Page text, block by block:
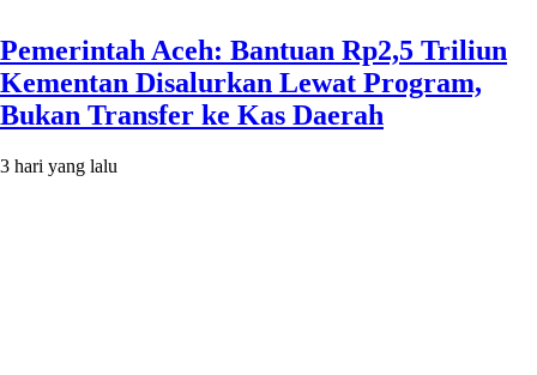
Pemerintah Aceh: Bantuan Rp2,5 Triliun
Kementan Disalurkan Lewat Program,
Bukan Transfer ke Kas Daerah
3 hari yang lalu